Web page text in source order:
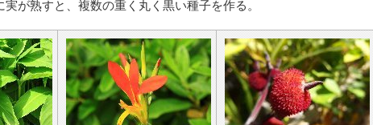
が熟すと、複数の重く丸く黒い種子を作る。